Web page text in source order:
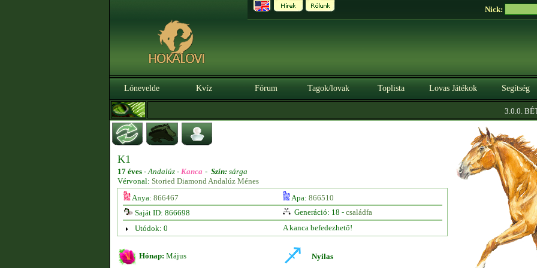
Nick:
Lónevelde Kvíz Fórum Tagok/lovak Toplista Lovas Játékok Segítség
3.0.0. BÉTA
K1
17 éves -Andalúz - Kanca - Szín: sárga
Vérvonal: Storied Diamond Andalúz Ménes
Anya: 866467 Apa: 866510
Saját ID: 866698
Generáció: 18 - családfa
Utódok: 0
A kanca befedezhető!
Hónap: Május Nyilas